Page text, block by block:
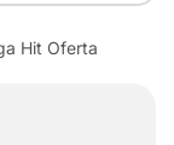
Hit Oferta